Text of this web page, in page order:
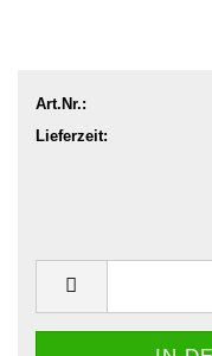
Art.Nr.:
Lieferzeit: